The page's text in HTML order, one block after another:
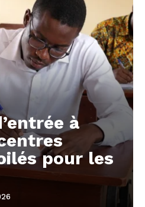
à
pour les